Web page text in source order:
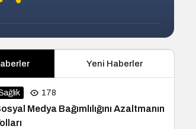
Yeni Haberler
178
Medya Bağımlılığını Azaltmanın